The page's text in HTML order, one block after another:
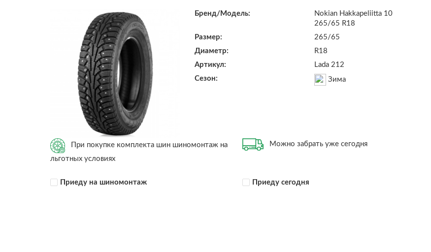
Бренд/Модель:
Nokian Hakkapeliitta 10
265/65 R18
Размер:
265/65
Диаметр:
R18
Артикул:
Lada 212
Сезон:
Зима
При покупке комплекта шин шиномонтаж на
льготных условиях
Приеду на шиномонтаж
Можно забрать уже сегодня
Приеду сегодня